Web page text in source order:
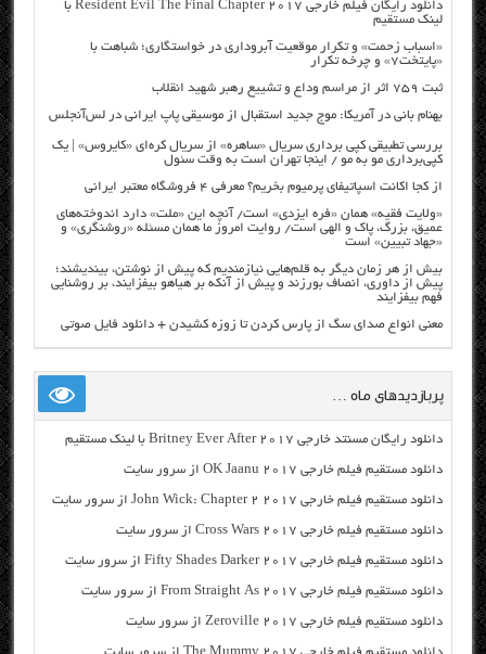
دانلود رایگان فیلم خارجی Resident Evil The Final Chapter 2017 با
لینک مستقیم
«اسباب زحمت» و تکرار موقعیت آبروداری در خواستگاری؛ شباهت با
«پایتخت۷» و چرخه تکرار
ثبت ۷۵۹ اثر از مراسم وداع و تشییع رهبر شهید انقلاب
بهنام بانی در آمریکا: موج جدید استقبال از موسیقی پاپ ایرانی در لس‌آنجلس
بررسی تطبیقی کپی برداری سریال «ساهره» از سریال کره‌ای «کایروس» | یک
کپی‌برداری مو به مو / اینجا تهران است به وقت سئول
از کجا اکانت اسپاتیفای پرمیوم بخریم؟ معرفی ۴ فروشگاه معتبر ایرانی
«ولایت فقیه» همان «فره ایزدی» است/ آنچه این «ملت» دارد اندوخته‌های
عمیق، بزرگ، پاک و الهی است/ روایت امروز ما همان مسئله «روشنگری» و
«جهاد تبیین» است
بیش از هر زمان دیگر به قلم‌هایی نیازمندیم که پیش از نوشتن، بیندیشند؛
پیش از داوری، انصاف بورزند و پیش از آنکه بر هیاهو بیفزایند، بر روشنایی
فهم بیفزایند
معنی انواع صدای سگ از پارس کردن تا زوزه کشیدن + دانلود فایل صوتی
پربازدیدهای ماه …
دانلود رایگان مسنتد خارجی Britney Ever After 2017 با لینک مستقیم
دانلود مستقیم فیلم خارجی OK Jaanu 2017 از سرور سایت
دانلود مستقیم فیلم خارجی John Wick: Chapter 2 2017 از سرور سایت
دانلود مستقیم فیلم خارجی Cross Wars 2017 از سرور سایت
دانلود مستقیم فیلم خارجی Fifty Shades Darker 2017 از سرور سایت
دانلود مستقیم فیلم خارجی From Straight As 2017 از سرور سایت
دانلود مستقیم فیلم خارجی Zeroville 2017 از سرور سایت